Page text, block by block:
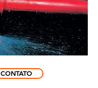
CONTATO